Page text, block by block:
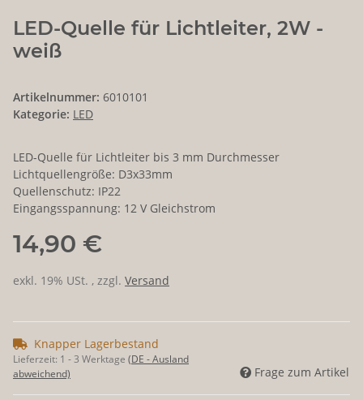
LED-Quelle für Lichtleiter, 2W -
weiß
Artikelnummer: 6010101
Kategorie: LED
LED-Quelle für Lichtleiter bis 3 mm Durchmesser
Lichtquellengröße: D3x33mm
Quellenschutz: IP22
Eingangsspannung: 12 V Gleichstrom
14,90 €
exkl. 19% USt. , zzgl. Versand
Knapper Lagerbestand
Lieferzeit: 1 - 3 Werktage (DE - Ausland
abweichend)
Frage zum Artikel